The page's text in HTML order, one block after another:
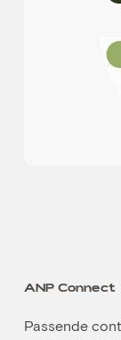
ANP Connect
Passende